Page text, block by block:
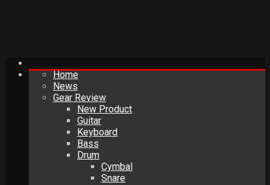
Home
News
Gear Review
New Product
Guitar
Keyboard
Bass
Drum
Cymbal
Snare